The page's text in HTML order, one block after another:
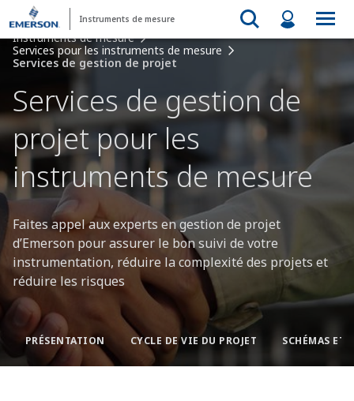
Instruments de mesure
Instruments de mesure
Services pour les instruments de mesure
Services de gestion de projet
Services de gestion de
projet pour les
instruments de mesure
Faites appel aux experts en gestion de projet
d’Emerson pour assurer le bon suivi de votre
instrumentation, réduire la complexité des projets et
réduire les risques
PRÉSENTATION​ CYCLE DE VIE DU PROJET